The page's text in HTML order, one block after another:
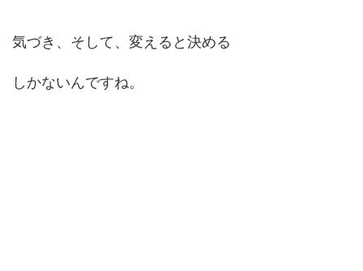
気づき、そして、変えると決める
しかないんですね。